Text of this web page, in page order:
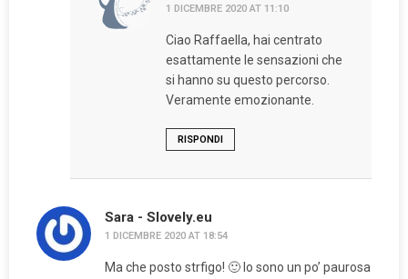
1 DICEMBRE 2020 AT 11:10
Ciao Raffaella, hai centrato
esattamente le sensazioni che
si hanno su questo percorso.
Veramente emozionante.
RISPONDI
Sara - Slovely.eu
1 DICEMBRE 2020 AT 18:54
Ma che posto strfigo! 🙂 Io sono un po’ paurosa